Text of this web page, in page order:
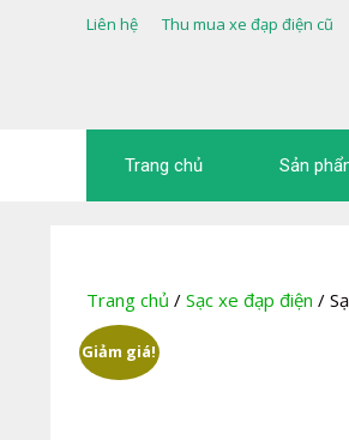
Liên hệ Thu mua xe đạp điện cũ
Trang chủ Sản
Trang chủ / Sạc xe đạp điện /
Giảm giá!